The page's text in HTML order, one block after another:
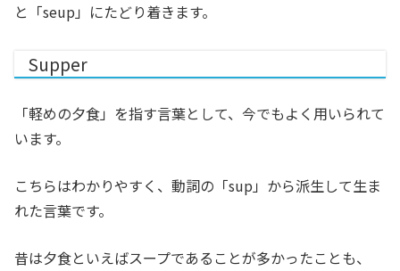
と「seup」にたどり着きます。
Supper
「軽めの夕食」を指す言葉として、今でもよく用いられて
います。
こちらはわかりやすく、動詞の「sup」から派生して生ま
れた言葉です。
昔は夕食といえばスープであることが多かったことも、